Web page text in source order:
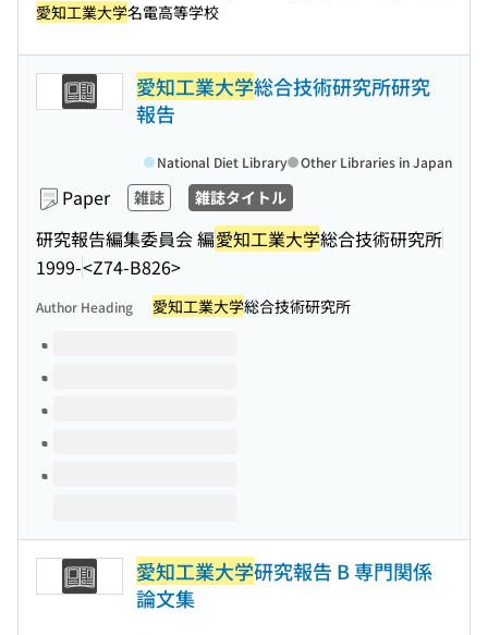
愛知工業大学名電高等学校
愛知工業大学総合技術研究所研究
報告
Paper 雑誌 雑誌タイトル
研究報告編集委員会 編愛知工業大学総合技術研究所
1999-<Z74-B826>
National Diet Library Other Libraries in Japan
Author Heading 愛知工業大学総合技術研究所
Volumes of this title
愛知工業大学研究報告 B 専門関係
論文集